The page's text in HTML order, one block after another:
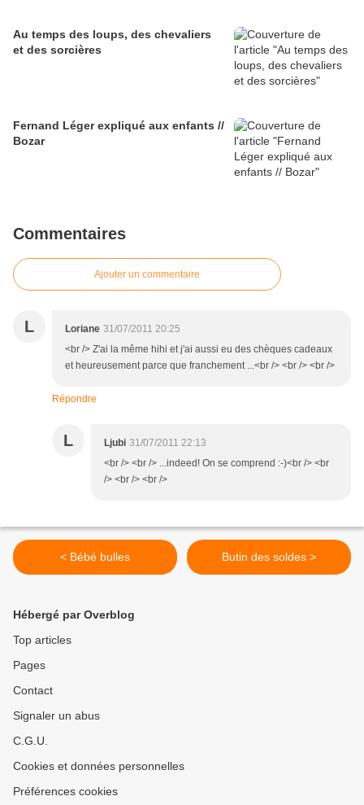
Au temps des loups, des chevaliers
et des sorcières
Fernand Léger expliqué aux enfants //
Bozar
Commentaires
Ajouter un commentaire
L Loriane 31/07/2011 20:25
<br /> Z'ai la même hihi et j'ai aussi eu des chèques cadeaux
et heureusement parce que franchement ...<br /> <br /> <br />
Répondre
L Ljubi 31/07/2011 22:13
<br /> <br /> ...indeed! On se comprend :-)<br /> <br
/> <br /> <br />
< Bébé bulles Butin des soldes >
Hébergé par Overblog
Top articles
Pages
Contact
Signaler un abus
C.G.U.
Cookies et données personnelles
Préférences cookies